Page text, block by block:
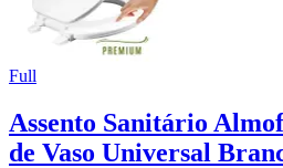
Full
Assento Sanitário
de Vaso Universal